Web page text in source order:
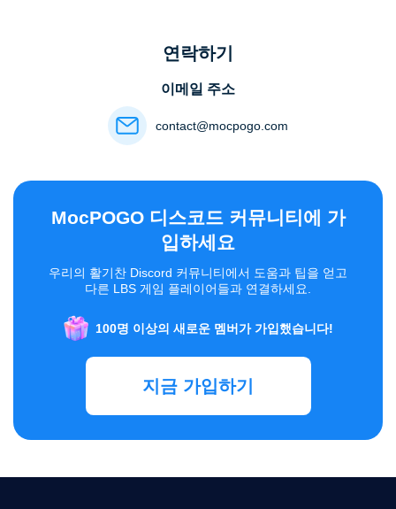
연락하기
이메일 주소
contact@mocpogo.com
MocPOGO 디스코드 커뮤니티에 가
입하세요
우리의 활기찬 Discord 커뮤니티에서 도움과 팁을 얻고
다른 LBS 게임 플레이어들과 연결하세요.
100명 이상의 새로운 멤버가 가입했습니다!
지금 가입하기